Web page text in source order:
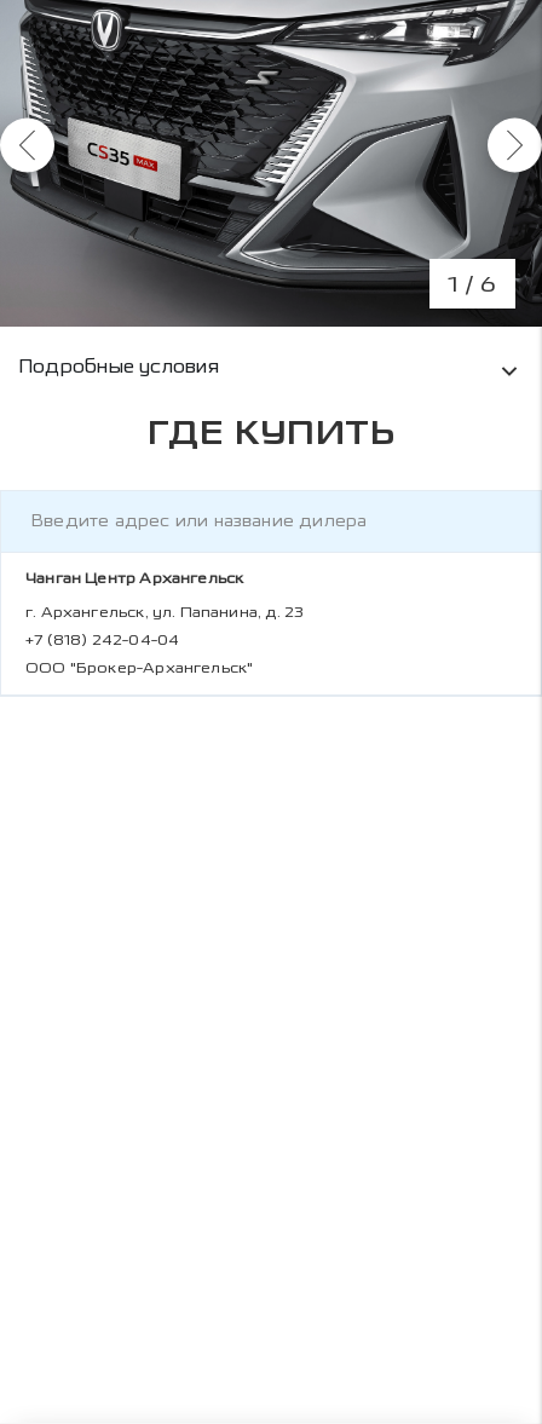
1 / 6
Условия кредитования и информация о
Подробные условия
ГДЕ КУПИТЬ
Чанган Центр Архангельск
г. Архангельск, ул. Папанина, д. 23
+7 (818) 242-04-04
ООО "Брокер-Архангельск"